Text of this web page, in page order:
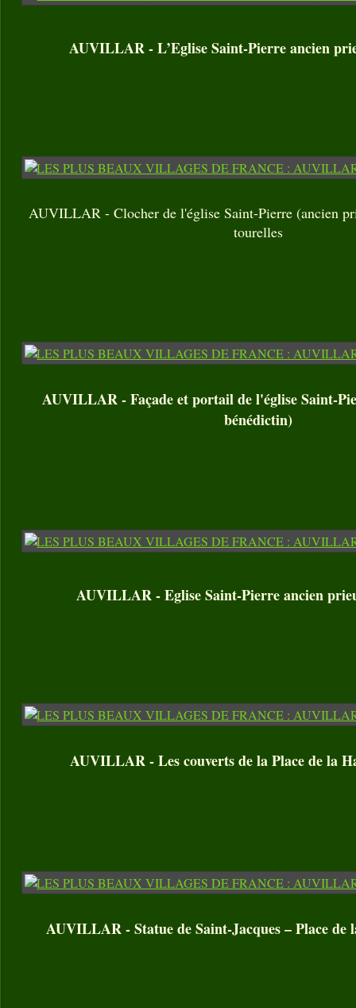
AUVILLAR - L’Eglise Saint-Pierre ancien
AUVILLAR - Clocher de l'église Saint-Pierre (ancien
tourelles
AUVILLAR - Façade et portail de l'église Saint-
bénédictin)
AUVILLAR - Eglise Saint-Pierre ancien
AUVILLAR - Les couverts de la Place de la
AUVILLAR - Statue de Saint-Jacques – Place de